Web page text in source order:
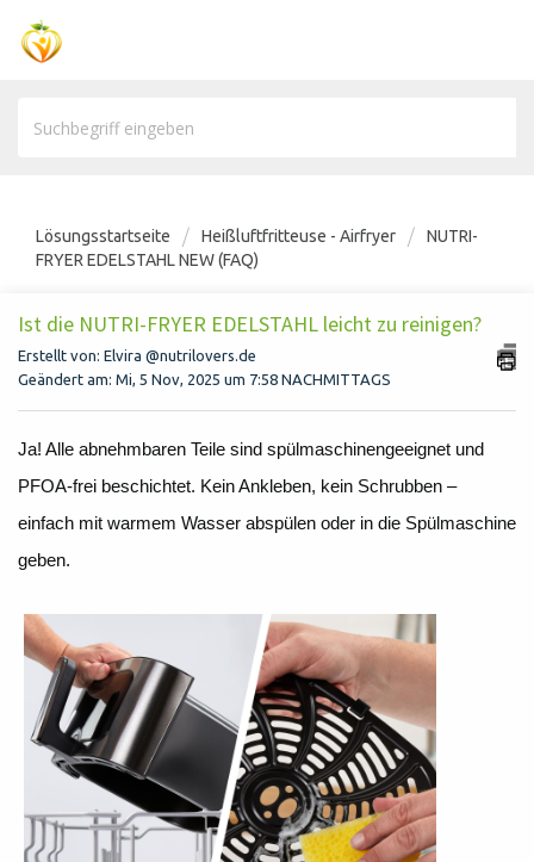
Lösungsstartseite Heißluftfritteuse - Airfryer
NUTRI-
FRYER EDELSTAHL NEW (FAQ)
Ist die NUTRI-FRYER EDELSTAHL leicht zu reinigen?
Erstellt von: Elvira @nutrilovers.de
Geändert am: Mi, 5 Nov, 2025 um 7:58 NACHMITTAGS
Ja! Alle abnehmbaren Teile sind spülmaschinengeeignet und
PFOA-frei beschichtet. Kein Ankleben, kein Schrubben –
einfach mit warmem Wasser abspülen oder in die Spülmaschine
geben.